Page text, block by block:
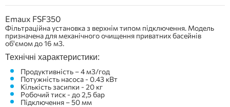
Emaux FSF350
Фільтраційна установка з верхнім типом підключення. Модель
призначена для механічного очищення приватних басейнів
об'ємом до 16 м3.
Технічні характеристики:
Продуктивність – 4 м3/год
Потужність насоса - 0.43 кВт
Кількість засипки - 20 кг
Робочий тиск - до 2,5 бар
Підключення – 50 мм